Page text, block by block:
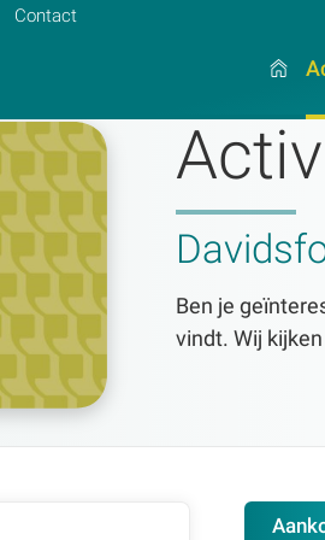
Contact
Ben je
vindt. Wij